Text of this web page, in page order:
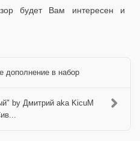
будет Вам интересен и
дополнение в набор
by Дмитрий aka KicuM